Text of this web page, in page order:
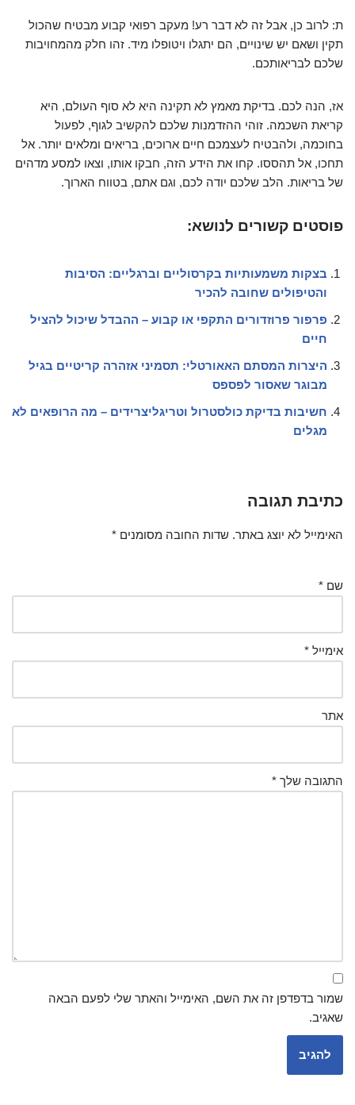
ת: לרוב כן, אבל זה לא דבר רע! מעקב רפואי קבוע מבטיח שהכול
תקין ושאם יש שינויים, הם יתגלו ויטופלו מיד. זהו חלק מהמחויבות
שלכם לבריאותכם.
אז, הנה לכם. בדיקת מאמץ לא תקינה היא לא סוף העולם, היא
קריאת השכמה. זוהי ההזדמנות שלכם להקשיב לגוף, לפעול
בחוכמה, ולהבטיח לעצמכם חיים ארוכים, בריאים ומלאים יותר. אל
תחכו, אל תהססו. קחו את הידע הזה, חבקו אותו, וצאו למסע מדהים
של בריאות. הלב שלכם יודה לכם, וגם אתם, בטווח הארוך.
פוסטים קשורים לנושא:
בצקות משמעותיות בקרסוליים וברגליים: הסיבות
והטיפולים שחובה להכיר
פרפור פרוזדורים התקפי או קבוע – ההבדל שיכול להציל
חיים
היצרות המסתם האאורטלי: תסמיני אזהרה קריטיים בגיל
מבוגר שאסור לפספס
חשיבות בדיקת כולסטרול וטריגליצרידים – מה הרופאים לא
מגלים
כתיבת תגובה
האימייל לא יוצג באתר. שדות החובה מסומנים *
שם *
אימייל *
אתר
התגובה שלך *
שמור בדפדפן זה את השם, האימייל והאתר שלי לפעם הבאה
שאגיב.